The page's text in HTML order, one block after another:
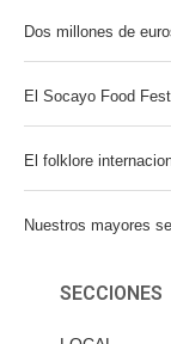
Dos millones de
El Socayo Food
El folklore
Nuestros mayores
SECCIONES